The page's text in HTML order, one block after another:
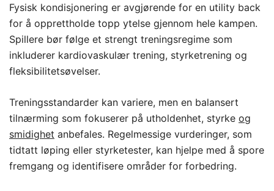
Fysisk kondisjonering er avgjørende for en utility back
for å opprettholde topp ytelse gjennom hele kampen.
Spillere bør følge et strengt treningsregime som
inkluderer kardiovaskulær trening, styrketrening og
fleksibilitetsøvelser.
Treningsstandarder kan variere, men en balansert
tilnærming som fokuserer på utholdenhet, styrke og
smidighet anbefales. Regelmessige vurderinger, som
tidtatt løping eller styrketester, kan hjelpe med å spore
fremgang og identifisere områder for forbedring.